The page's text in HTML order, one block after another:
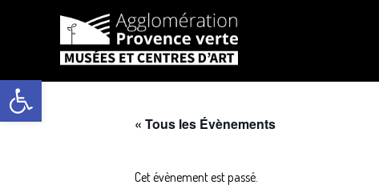
Ouvrir la barre d’outils
contenu
« Tous les Évènements
Cet évènement est passé.